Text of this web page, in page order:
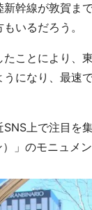
幹線が敦賀ま
いるだろう。
ことにより、
うになり、最速
上で注目を
」のモニュメン